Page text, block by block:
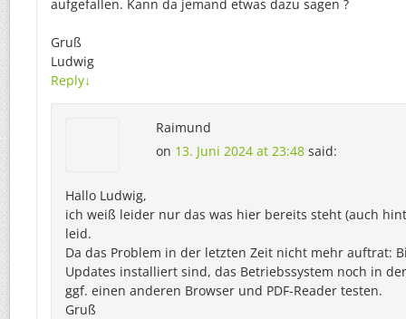
aufgefallen. Kann da jemand etwas dazu sagen ?
Gruß
Ludwig
Reply↓
Raimund
on 13. Juni 2024 at 23:48 said:
Hallo Ludwig,
ich weiß leider nur das was hier bereits steht (auch
leid.
Da das Problem in der letzten Zeit nicht mehr auftrat:
Updates installiert sind, das Betriebssystem noch in
ggf. einen anderen Browser und PDF-Reader testen.
Gruß